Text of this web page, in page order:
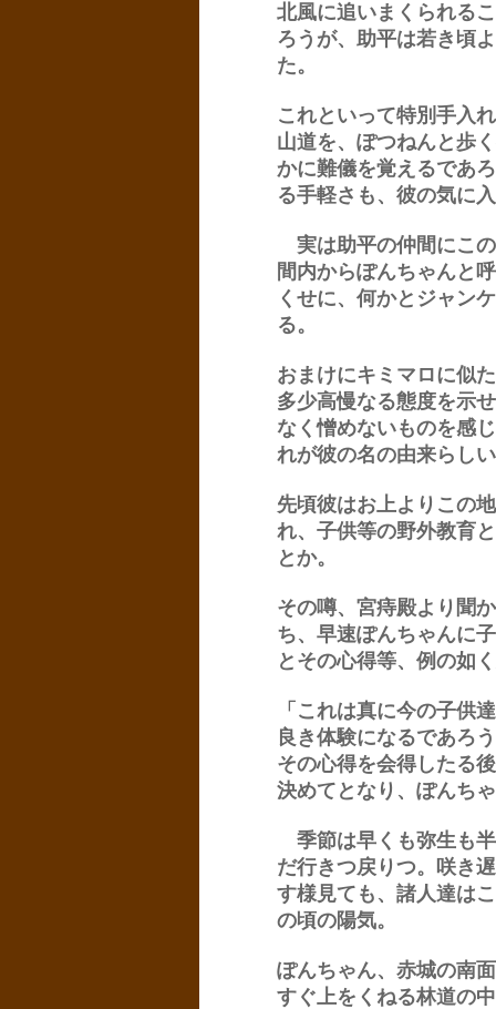
北風に追いまくられる
ろうが、助平は若き頃
た。
これといって特別手入
山道を、ぽつねんと歩
かに難儀を覚えるであ
る手軽さも、彼の気に
実は助平の仲間にこ
間内からぽんちゃんと
くせに、何かとジャン
る。
おまけにキミマロに似
多少高慢なる態度を示
なく憎めないものを感
れが彼の名の由来らし
先頃彼はお上よりこの
れ、子供等の野外教育
とか。
その噂、宮痔殿より聞
ち、早速ぽんちゃんに
とその心得等、例の如
「これは真に今の子供
良き体験になるであろ
その心得を会得したる
決めてとなり、ぽんち
季節は早くも弥生も
だ行きつ戻りつ。咲き
す様見ても、諸人達は
の頃の陽気。
ぽんちゃん、赤城の南
すぐ上をくねる林道の